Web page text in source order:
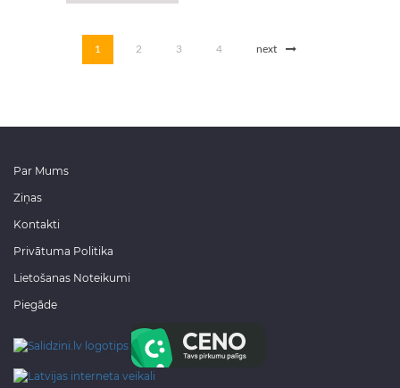
1 2 3 4 next
Par Mums
Ziņas
Kontakti
Privātuma Politika
Lietošanas Noteikumi
Piegāde